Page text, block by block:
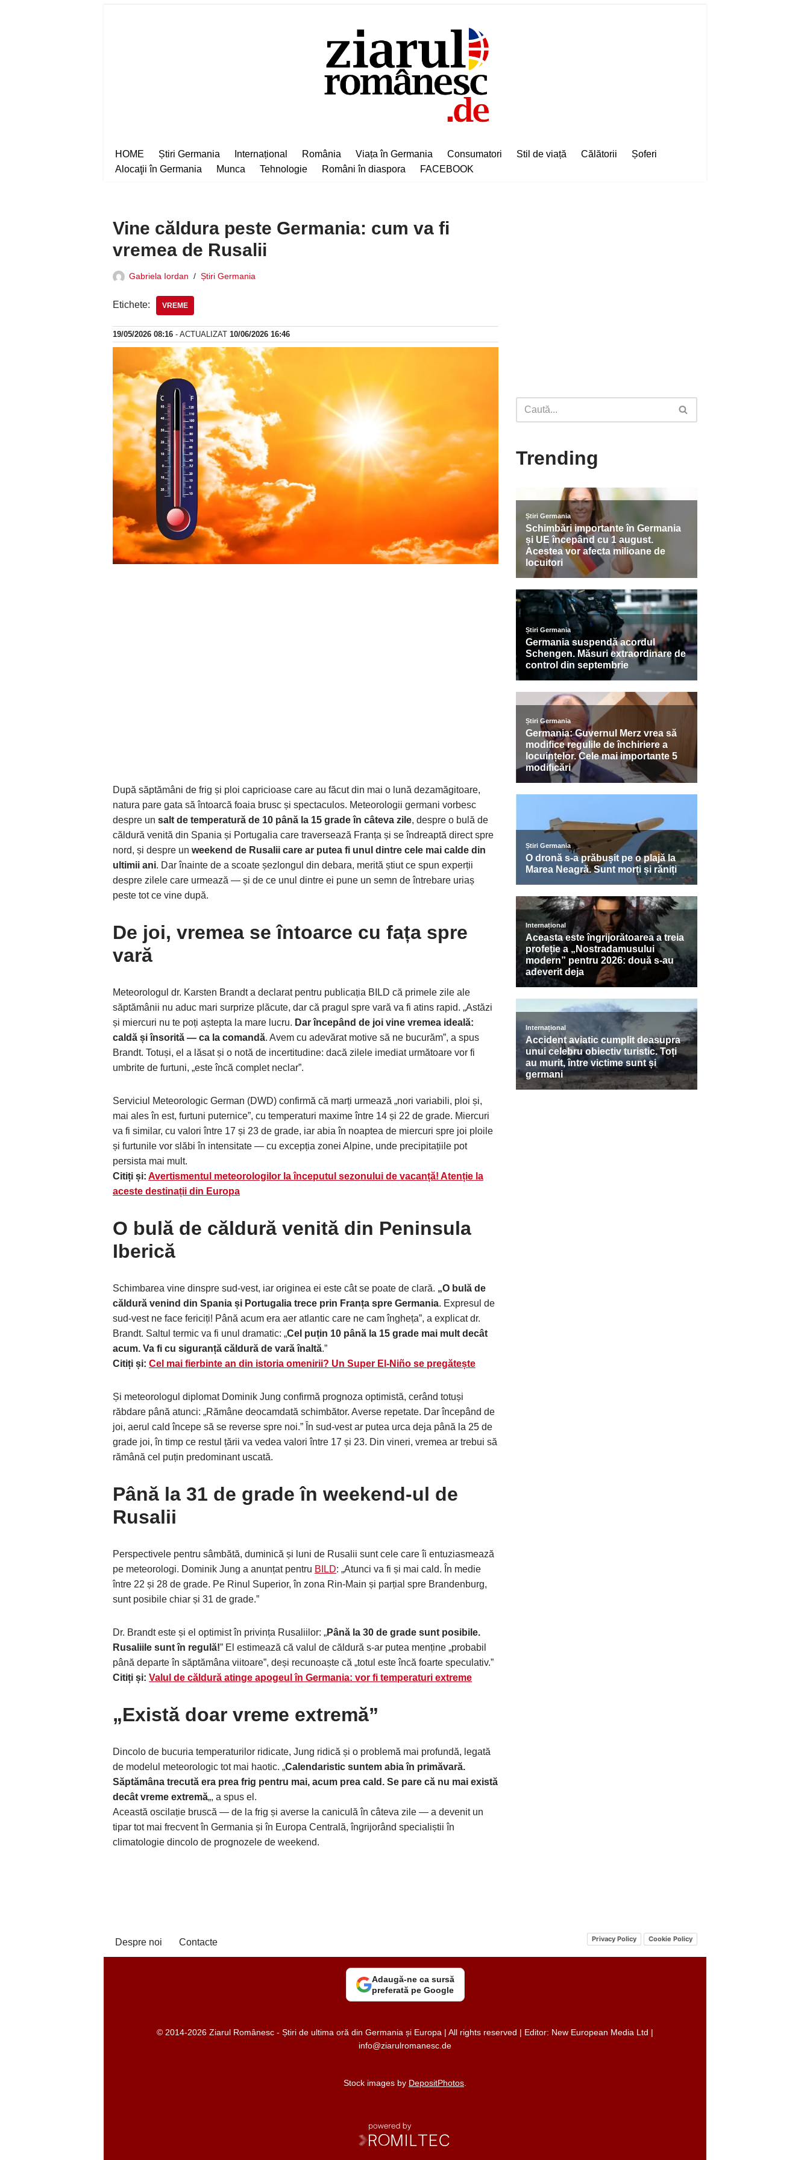
HOME Știri Germania Internațional România Viața în Germania Consumatori Stil de viață Călătorii
Șoferi
Alocaţii în Germania
Munca Tehnologie Români în diaspora FACEBOOK
Vine căldura peste Germania: cum va fi
vremea de Rusalii
Gabriela Iordan Știri Germania
Etichete: VREME
19/05/2026 08:16 - ACTUALIZAT 10/06/2026 16:46
După săptămâni de frig și ploi capricioase care au făcut din mai o lună dezamăgitoare,
natura pare gata să întoarcă foaia brusc și spectaculos. Meteorologii germani vorbesc
despre un salt de temperatură de 10 până la 15 grade în câteva zile, despre o bulă de
căldură venită din Spania și Portugalia care traversează Franța și se îndreaptă direct spre
nord, și despre un weekend de Rusalii care ar putea fi unul dintre cele mai calde din
ultimii ani. Dar înainte de a scoate șezlongul din debara, merită știut ce spun experții
despre zilele care urmează — și de ce unul dintre ei pune un semn de întrebare uriaș
peste tot ce vine după.
De joi, vremea se întoarce cu fața spre
vară
Meteorologul dr. Karsten Brandt a declarat pentru publicația BILD că primele zile ale
săptămânii nu aduc mari surprize plăcute, dar că pragul spre vară va fi atins rapid. „Astăzi
și miercuri nu te poți aștepta la mare lucru. Dar începând de joi vine vremea ideală:
caldă și însorită — ca la comandă. Avem cu adevărat motive să ne bucurăm”, a spus
Brandt. Totuși, el a lăsat și o notă de incertitudine: dacă zilele imediat următoare vor fi
umbrite de furtuni, „este încă complet neclar”.
Serviciul Meteorologic German (DWD) confirmă că marți urmează „nori variabili, ploi și,
mai ales în est, furtuni puternice”, cu temperaturi maxime între 14 și 22 de grade. Miercuri
va fi similar, cu valori între 17 și 23 de grade, iar abia în noaptea de miercuri spre joi ploile
și furtunile vor slăbi în intensitate — cu excepția zonei Alpine, unde precipitațiile pot
persista mai mult.
Citiți și: Avertismentul meteorologilor la începutul sezonului de vacanță! Atenție la
aceste destinații din Europa
O bulă de căldură venită din Peninsula
Iberică
Schimbarea vine dinspre sud-vest, iar originea ei este cât se poate de clară. „O bulă de
căldură venind din Spania și Portugalia trece prin Franța spre Germania. Expresul de
sud-vest ne face fericiți! Până acum era aer atlantic care ne cam îngheța”, a explicat dr.
Brandt. Saltul termic va fi unul dramatic: „Cel puțin 10 până la 15 grade mai mult decât
acum. Va fi cu siguranță căldură de vară înaltă.”
Citiți și: Cel mai fierbinte an din istoria omenirii? Un Super El-Niño se pregătește
Și meteorologul diplomat Dominik Jung confirmă prognoza optimistă, cerând totuși
răbdare până atunci: „Rămâne deocamdată schimbător. Averse repetate. Dar începând de
joi, aerul cald începe să se reverse spre noi.” În sud-vest ar putea urca deja până la 25 de
grade joi, în timp ce restul țării va vedea valori între 17 și 23. Din vineri, vremea ar trebui să
rămână cel puțin predominant uscată.
Până la 31 de grade în weekend-ul de
Rusalii
Perspectivele pentru sâmbătă, duminică și luni de Rusalii sunt cele care îi entuziasmează
pe meteorologi. Dominik Jung a anunțat pentru BILD: „Atunci va fi și mai cald. În medie
între 22 și 28 de grade. Pe Rinul Superior, în zona Rin-Main și parțial spre Brandenburg,
sunt posibile chiar și 31 de grade.”
Dr. Brandt este și el optimist în privința Rusaliilor: „Până la 30 de grade sunt posibile.
Rusaliile sunt în regulă!” El estimează că valul de căldură s-ar putea menține „probabil
până departe în săptămâna viitoare”, deși recunoaște că „totul este încă foarte speculativ.”
Citiți și: Valul de căldură atinge apogeul în Germania: vor fi temperaturi extreme
„Există doar vreme extremă”
Dincolo de bucuria temperaturilor ridicate, Jung ridică și o problemă mai profundă, legată
de modelul meteorologic tot mai haotic. „Calendaristic suntem abia în primăvară.
Săptămâna trecută era prea frig pentru mai, acum prea cald. Se pare că nu mai există
decât vreme extremă„, a spus el.
Această oscilație bruscă — de la frig și averse la caniculă în câteva zile — a devenit un
tipar tot mai frecvent în Germania și în Europa Centrală, îngrijorând specialiștii în
climatologie dincolo de prognozele de weekend.
Trending
Despre noi Contacte Privacy Policy Cookie Policy
Adaugă-ne ca sursă
preferată pe Google
© 2014-2026 Ziarul Românesc - Știri de ultima oră din Germania și Europa | All rights reserved | Editor: New European Media Ltd |
info@ziarulromanesc.de
Stock images by DepositPhotos